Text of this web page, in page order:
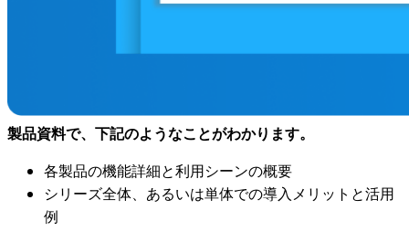
製品資料で、下記のようなことがわかります。
各製品の機能詳細と利用シーンの概要
シリーズ全体、あるいは単体での導入メリットと活用
例